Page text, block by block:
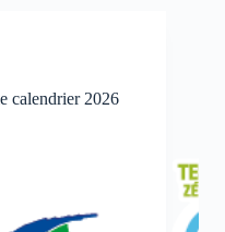
calendrier 2026